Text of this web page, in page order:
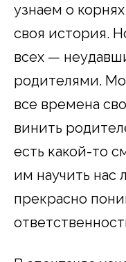
узнаем о
своя история.
всех —
родителями.
все времена
винить
есть какой-то
им научить нас
прекрасно